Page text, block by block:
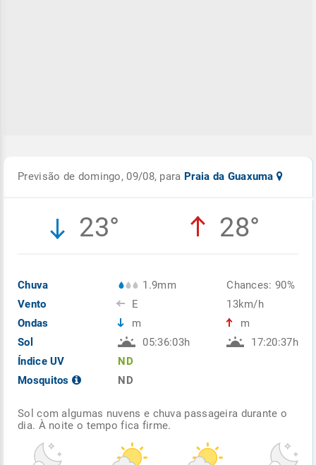
Previsão de domingo, 09/08, para Praia da Guaxuma
23° 28°
Chuva
Vento
Ondas
Sol
Índice UV
Mosquitos
1.9mm
E
m
05:36:03h
ND
ND
Chances: 90%
13km/h
m
17:20:37h
Sol com algumas nuvens e chuva passageira durante o
dia. À noite o tempo fica firme.